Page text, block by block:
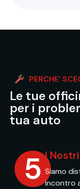
PERCHE'
Le tue
per i
tua auto
5 I
Siamo
incontro